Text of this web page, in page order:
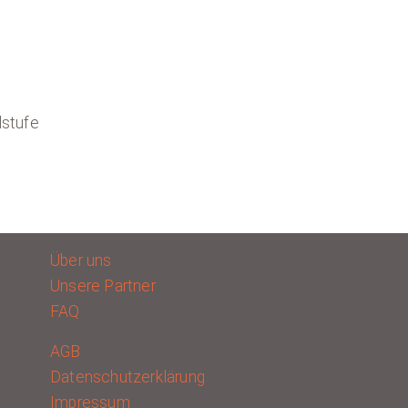
Über uns
Unsere Partner
FAQ
AGB
Datenschutzerklärung
Impressum